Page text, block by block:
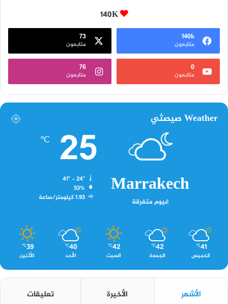
140K
140k
متابعون
73
متابعون
0
متابعون
76
متابعون
Weather صيصثي
Marrakech
غيوم متفرقة
25
℃
53%
1.93 كيلومتر/ساعة
41
℃
الخميس
42
℃
الجمعة
42
℃
السبت
40
℃
الأحد
39
℃
الأثنين
الأشهر الأخيرة تعليقات